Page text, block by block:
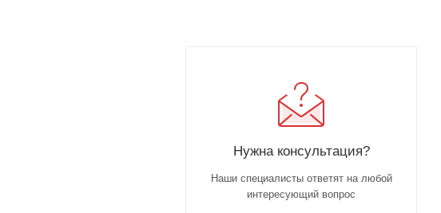
Нужна консультация?
Наши специалисты ответят на любой
интересующий вопрос